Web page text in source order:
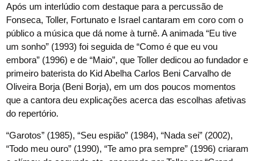
Após um interlúdio com destaque para a percussão de
Fonseca, Toller, Fortunato e Israel cantaram em coro com o
público a música que dá nome à turnê. A animada “Eu tive
um sonho” (1993) foi seguida de “Como é que eu vou
embora” (1996) e de “Maio”, que Toller dedicou ao fundador e
primeiro baterista do Kid Abelha Carlos Beni Carvalho de
Oliveira Borja (Beni Borja), em um dos poucos momentos
que a cantora deu explicações acerca das escolhas afetivas
do repertório.
“Garotos” (1985), “Seu espião” (1984), “Nada sei” (2002),
“Todo meu ouro” (1990), “Te amo pra sempre” (1996) criaram